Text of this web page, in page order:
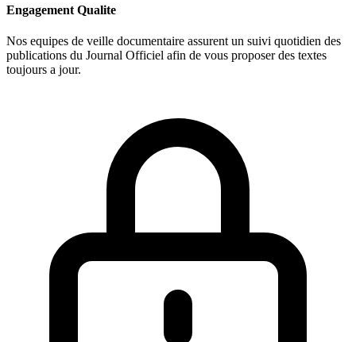
Engagement Qualite
Nos equipes de veille documentaire assurent un suivi quotidien des
publications du Journal Officiel afin de vous proposer des textes
toujours a jour.